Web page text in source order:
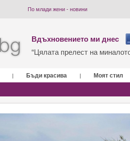
По млади жени - новини
Вдъхновението ми днес
“Цялата прелест на
| Бъди красива | Моят стил